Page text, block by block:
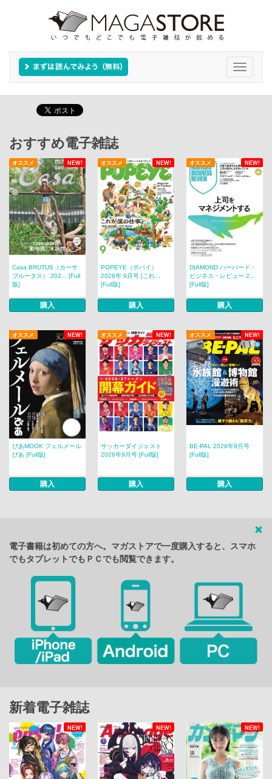
Toggle
おすすめ電子雑誌
NEW!
オススメ NEW!
オススメ NEW!
オススメ
Casa BRUTUS（カーサ
ブルータス） 202... [Full
版]
購入
POPEYE（ポパイ）
2026年 9月号 [これ...
[Full版]
購入
DIAMOND ハーバード・
ビジネス・レビュー 2...
[Full版]
購入
NEW!
オススメ NEW!
オススメ NEW!
オススメ
ぴあMOOK フェルメール
ぴあ [Full版]
購入
サッカーダイジェスト
2026年9月号 [Full版]
購入
BE-PAL 2026年9月号
[Full版]
購入
電子書籍は初めての方へ。マガストアで一度購入すると、スマホ
でもタブレットでもＰＣでも閲覧できます。
新着電子雑誌
NEW! NEW! NEW!